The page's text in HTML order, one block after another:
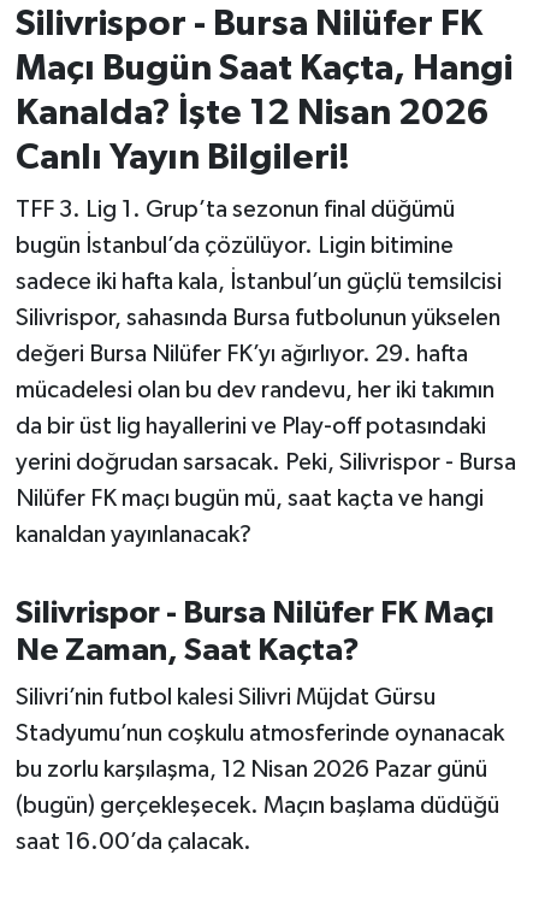
Silivrispor - Bursa Nilüfer FK
Maçı Bugün Saat Kaçta, Hangi
Kanalda? İşte 12 Nisan 2026
Canlı Yayın Bilgileri!
TFF 3. Lig 1. Grup’ta sezonun final düğümü
bugün İstanbul’da çözülüyor. Ligin bitimine
sadece iki hafta kala, İstanbul’un güçlü temsilcisi
Silivrispor, sahasında Bursa futbolunun yükselen
değeri Bursa Nilüfer FK’yı ağırlıyor. 29. hafta
mücadelesi olan bu dev randevu, her iki takımın
da bir üst lig hayallerini ve Play-off potasındaki
yerini doğrudan sarsacak. Peki, Silivrispor - Bursa
Nilüfer FK maçı bugün mü, saat kaçta ve hangi
kanaldan yayınlanacak?
Silivrispor - Bursa Nilüfer FK Maçı
Ne Zaman, Saat Kaçta?
Silivri’nin futbol kalesi Silivri Müjdat Gürsu
Stadyumu’nun coşkulu atmosferinde oynanacak
bu zorlu karşılaşma, 12 Nisan 2026 Pazar günü
(bugün) gerçekleşecek. Maçın başlama düdüğü
saat 16.00’da çalacak.
Havran
İvrindi
Kepsut
KÜLTÜR-SANAT
MANŞET
Manyas
OTOMOTİV
SAĞLIK
Savaştepe